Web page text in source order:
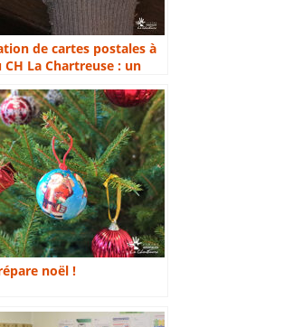
de cartes postales à
La Chartreuse : un
noël !